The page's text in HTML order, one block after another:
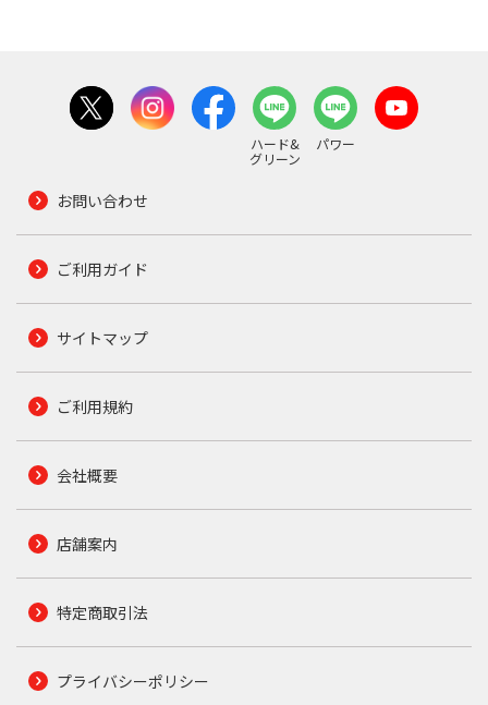
ハード&
グリーン
パワー
お問い合わせ
ご利用ガイド
サイトマップ
ご利用規約
会社概要
店舗案内
特定商取引法
プライバシーポリシー